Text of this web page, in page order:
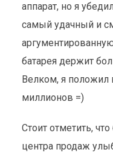
аппарат, но я
самый удачный и
батарея держит
Велком, я положил
миллионов =)
Стоит отметить,
центра продаж